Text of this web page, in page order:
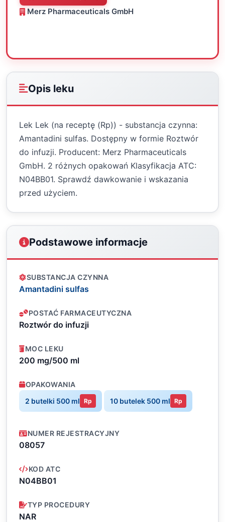
Merz Pharmaceuticals GmbH
Opis leku
Lek Lek (na receptę (Rp)) - substancja czynna:
Amantadini sulfas. Dostępny w formie Roztwór
do infuzji. Producent: Merz Pharmaceuticals
GmbH. 2 różnych opakowań Klasyfikacja ATC:
N04BB01. Sprawdź dawkowanie i wskazania
przed użyciem.
Podstawowe informacje
SUBSTANCJA CZYNNA
Amantadini sulfas
POSTAĆ FARMACEUTYCZNA
Roztwór do infuzji
MOC LEKU
200 mg/500 ml
OPAKOWANIA
2 butelki 500 ml Rp 10 butelek 500 ml Rp
NUMER REJESTRACYJNY
08057
KOD ATC
N04BB01
TYP PROCEDURY
NAR